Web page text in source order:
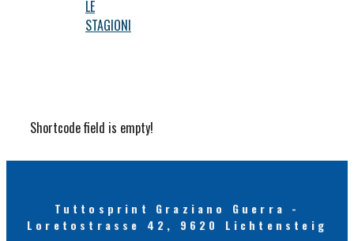
LE
STAGIONI
Shortcode field is empty!
Tuttosprint Graziano Guerra -
Loretostrasse 42, 9620 Lichtensteig